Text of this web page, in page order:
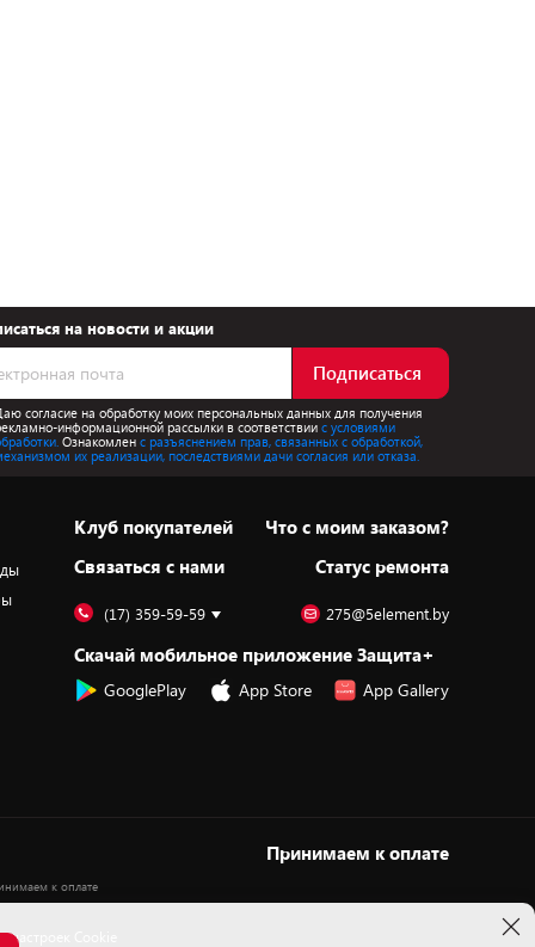
на новости и акции
Подписаться
согласие на обработку моих персональных данных для получения
информационной рассылки в соответствиис условиями
Ознакомлен с разъяснением прав, связанных с обработкой,
их реализации, последствиями дачи согласия или отказа.
Клуб покупателей
Cвязаться с нами
Что с моим заказом?
Статус ремонта
(17) 359-59-59 275@5element.by
Скачай мобильное приложение Защита+
GooglePlay App Store App Gallery
Принимаем к оплате
Cookie